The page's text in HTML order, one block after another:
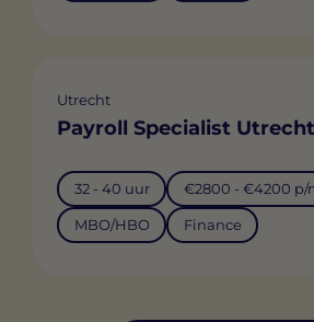
Utrecht
Payroll Specialist Utrecht
32 - 40 uur €2800 - €4200 p/
MBO/HBO Finance